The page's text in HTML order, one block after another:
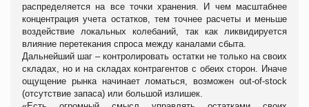
распределяется на все точки хранения. И чем масштабнее
концентрация учета остатков, тем точнее расчеты и меньше
воздействие локальных колебаний, так как ликвидируется
влияние перетекания спроса между каналами сбыта.
Дальнейший шаг – контролировать остатки не только на своих
складах, но и на складах контрагентов с обеих сторон. Иначе
ощущение рынка начинает ломаться, возможен оut-of-stock
(отсутствие запаса) или большой излишек.